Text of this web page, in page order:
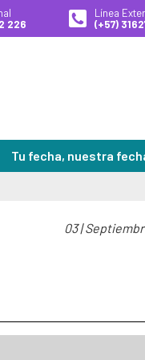
226
Línea
(+57)
Tu fecha, nuestra
03 |